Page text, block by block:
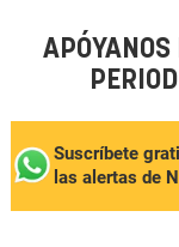
Suscríbete
las alertas de